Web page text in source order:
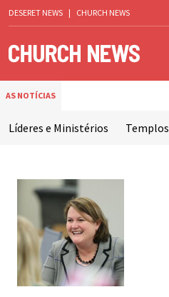
DESERET NEWS | CHURCH NEWS
AS NOTÍCIAS
Líderes e Ministérios Templos